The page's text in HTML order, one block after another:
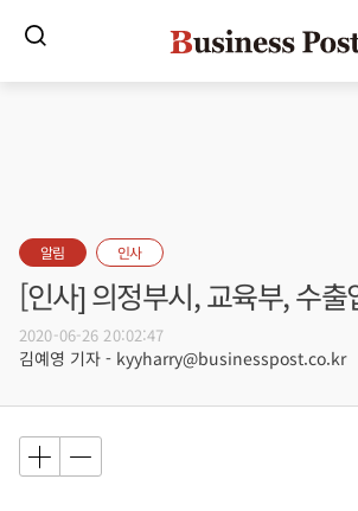
알림 인사
[인사] 의정부시, 교육부, 수출
2020-06-26 20:02:47
김예영 기자 - kyyharry@businesspost.co.kr